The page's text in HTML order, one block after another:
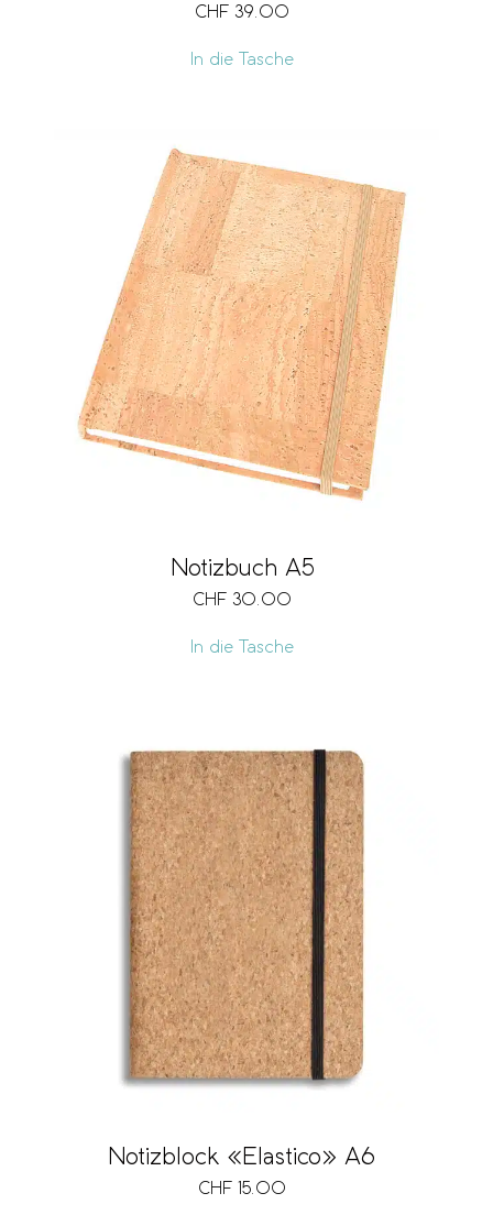
CHF 39.00
In die Tasche
Notizbuch A5
CHF 30.00
In die Tasche
Notizblock «Elastico» A6
CHF 15.00